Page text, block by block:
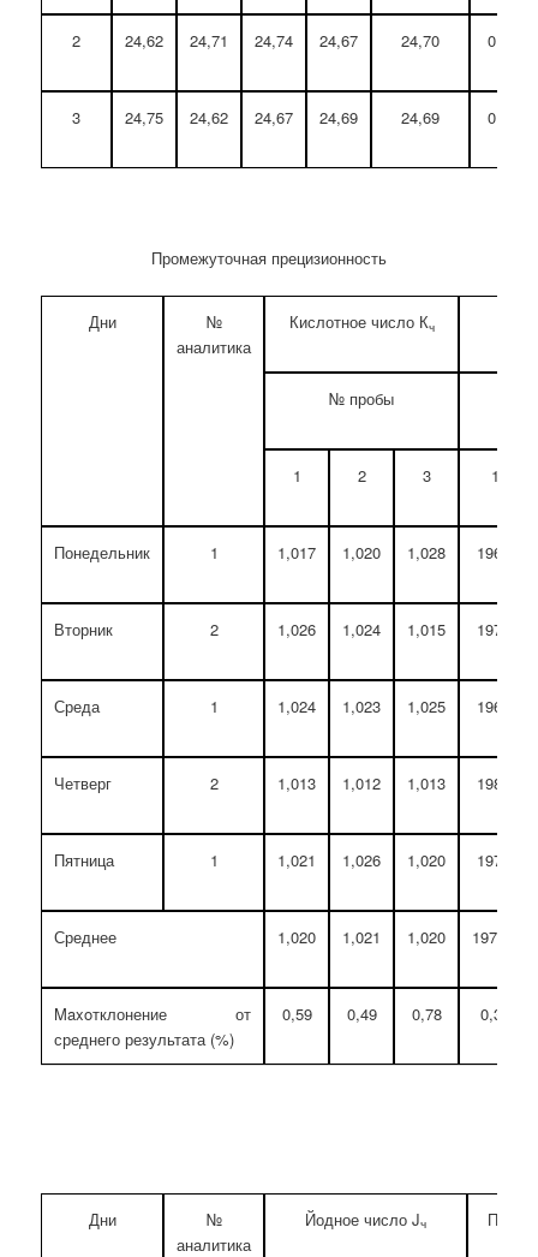
2 24,62 24,71 24,74 24,67 24,70 0,16
3 24,75 24,62 24,67 24,69 24,69 0,24
Промежуточная прецизионность
Дни
№
аналитика
Кислотное число Кч
№ пробы
1 2 3 1
Понедельник 1 1,017 1,020 1,028 196,9
Вторник 2 1,026 1,024 1,015 197,4
Среда 1 1,024 1,023 1,025 196,8
Четверг 2 1,013 1,012 1,013 198,0
Пятница 1 1,021 1,026 1,020 197,7
Среднее 1,020 1,021 1,020 197,36
Maxoтклонение от
среднего результата (%)
0,59 0,49 0,78 0,32
Дни
№
аналитика
Йодное число Jч